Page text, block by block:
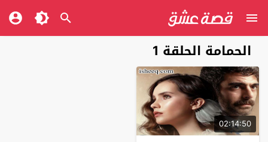
الحمامة الحلقة 1
02:14:50